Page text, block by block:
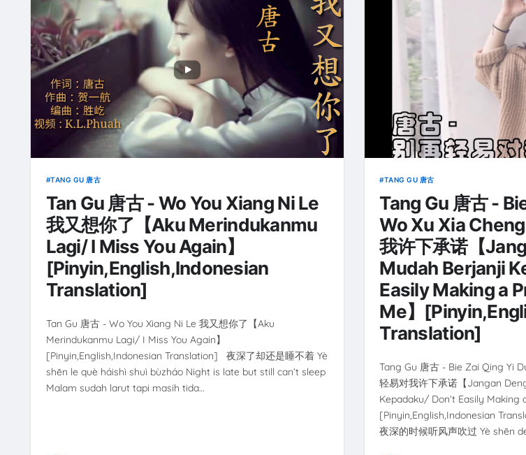
TANG GU 唐古
Tan Gu 唐古 - Wo You Xiang Ni Le
我又想你了【Aku Merindukanmu
Lagi/ I Miss You Again】
[Pinyin,English,Indonesian
Translation]
Tan Gu 唐古 - Wo You Xiang Ni Le 我又想你了【Aku
Merindukanmu Lagi/ I Miss You Again】
[Pinyin,English,Indonesian Translation] 夜深了却还是睡不着 Yè
shēn le què háishì shuì bùzháo Night is late but still can’t sleep
Malam sudah larut tapi masih tida…
TANG GU 唐古
Tang Gu 唐古 -
Wo Xu Xia
我许下承诺【
Mudah Berjanji
Easily Making a
Me】
Translation]
Tang Gu 唐古 - Bie Zai Qing Yi
轻易对我许下承诺【Jangan
Kepadaku/ Don’t Easily Making
[Pinyin,English,Indonesian
夜深的时候听风声吹过 Yè shēn